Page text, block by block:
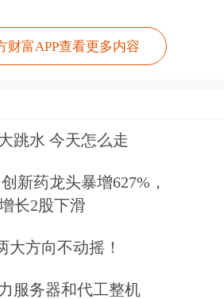
为了AI而AI。只有看到
手投资。AI必须对我们
的增益。”即使遇到AI
也坚持从价值的本源出
，展现出强大定力。
财富APP查看更多内容
跳水 今天怎么走
新药龙头暴增627%，
长2股下滑
大方向不动摇！
服务器和代工整机